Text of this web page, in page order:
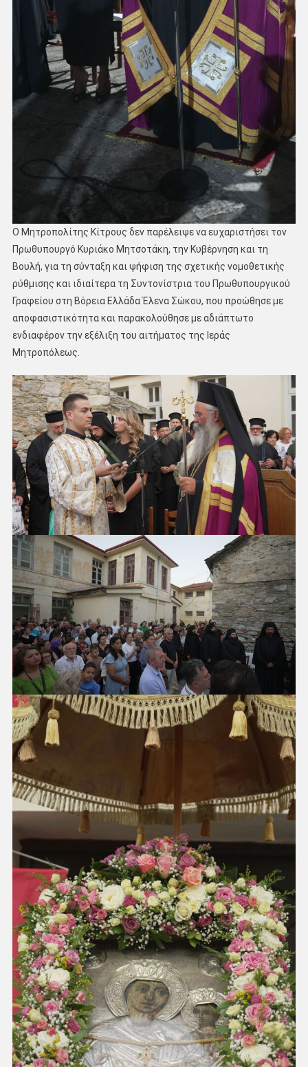
Ο Μητροπολίτης Κίτρους δεν παρέλειψε να ευχαριστήσει τον
Πρωθυπουργό Κυριάκο Μητσοτάκη, την Κυβέρνηση και τη
Βουλή, για τη σύνταξη και ψήφιση της σχετικής νομοθετικής
ρύθμισης και ιδιαίτερα τη Συντονίστρια του Πρωθυπουργικού
Γραφείου στη Βόρεια Ελλάδα Έλενα Σώκου, που προώθησε με
αποφασιστικότητα και παρακολούθησε με αδιάπτωτο
ενδιαφέρον την εξέλιξη του αιτήματος της Ιεράς
Μητροπόλεως.